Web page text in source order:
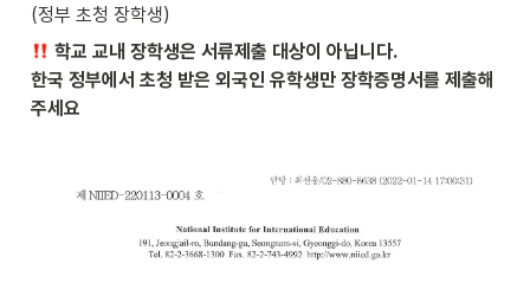
(정부 초청 장학생)
학교 교내 장학생은 서류제출 대상이 아닙니다.
한국 정부에서 초청 받은 외국인 유학생만 장학증명서를 제출해
주세요